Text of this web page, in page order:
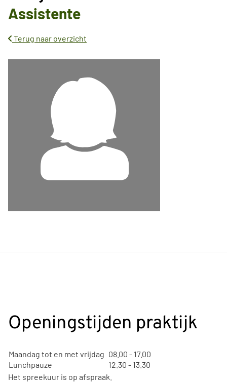
Assistente
Terug naar overzicht
Openingstijden praktijk
Maandag tot en met vrijdag 08.00 - 17.00
Lunchpauze
12.30 - 13.30
Het spreekuur is op afspraak.